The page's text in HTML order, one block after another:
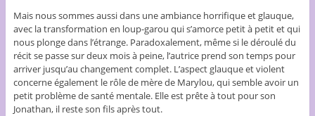
Mais nous sommes aussi dans une ambiance horrifique et glauque,
avec la transformation en loup-garou qui s’amorce petit à petit et qui
nous plonge dans l’étrange. Paradoxalement, même si le déroulé du
récit se passe sur deux mois à peine, l’autrice prend son temps pour
arriver jusqu’au changement complet. L’aspect glauque et violent
concerne également le rôle de mère de Marylou, qui semble avoir un
petit problème de santé mentale. Elle est prête à tout pour son
Jonathan, il reste son fils après tout.